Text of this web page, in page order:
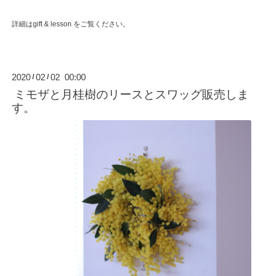
詳細はgift & lesson をご覧ください。
2020 /02 /02 00:00
ミモザと月桂樹のリースとスワッグ販売しま
す。